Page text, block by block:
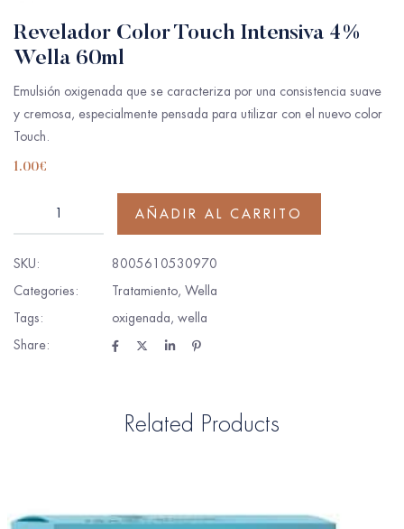
Revelador Color Touch Intensiva 4%
Wella 60ml
Emulsión oxigenada que se caracteriza por una consistencia suave
y cremosa, especialmente pensada para utilizar con el nuevo color
Touch.
1.00€
AÑADIR AL CARRITO
SKU:
8005610530970
Categories:
Tratamiento, Wella
Tags:
oxigenada, wella
Share:
Related Products